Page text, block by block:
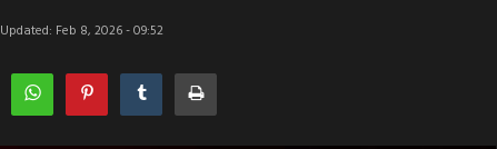
Updated: Feb 8, 2026 - 09:52